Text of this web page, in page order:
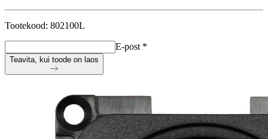
Tootekood: 802100L
E-post *
Teavita, kui toode on laos